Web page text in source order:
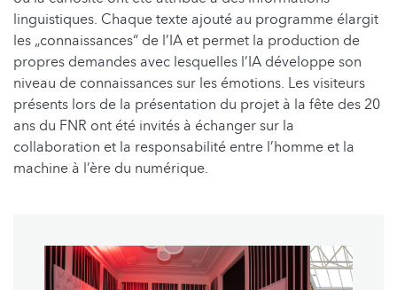
linguistiques. Chaque texte ajouté au programme élargit
les „connaissances“ de l’IA et permet la production de
propres demandes avec lesquelles l’IA développe son
niveau de connaissances sur les émotions. Les visiteurs
présents lors de la présentation du projet à la fête des 20
ans du FNR ont été invités à échanger sur la
collaboration et la responsabilité entre l’homme et la
machine à l’ère du numérique.